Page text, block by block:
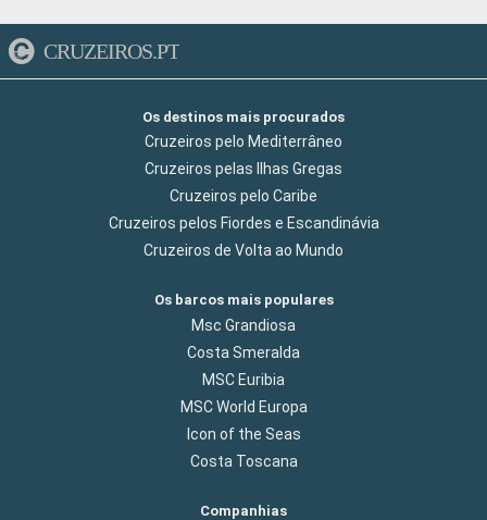
CRUZEIROS.PT
Os destinos mais procurados
Cruzeiros pelo Mediterrâneo
Cruzeiros pelas Ilhas Gregas
Cruzeiros pelo Caribe
Cruzeiros pelos Fiordes e Escandinávia
Cruzeiros de Volta ao Mundo
Os barcos mais populares
Msc Grandiosa
Costa Smeralda
MSC Euribia
MSC World Europa
Icon of the Seas
Costa Toscana
Companhias